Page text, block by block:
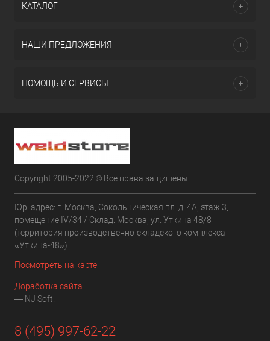
КАТАЛОГ
НАШИ ПРЕДЛОЖЕНИЯ
ПОМОЩЬ И СЕРВИСЫ
Copyright 2005-2022 © Все права защищены.
Юр. адрес: г. Москва, Сокольническая пл. д. 4А, этаж 3,
помещение IV/34 / Склад: Москва, ул. Уткина 48/8
(территория производственно-складского комплекса
«Уткина-48»)
Посмотреть на карте
Доработка сайта
— NJ Soft.
8 (495) 997-62-22